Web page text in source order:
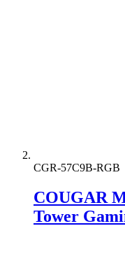
CGR-57C9B-RGB
COUGAR
Tower